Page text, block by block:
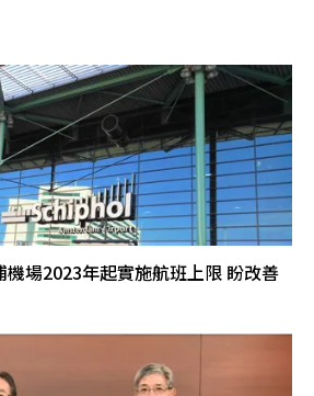
場2023年起實施航班上限 盼改善